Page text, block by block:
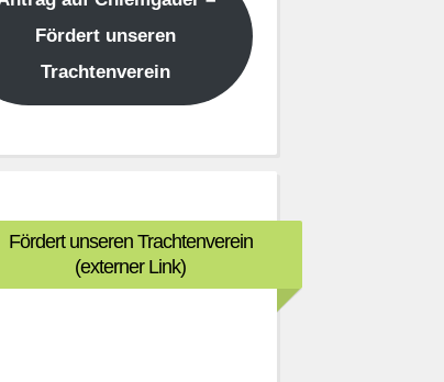
Fördert unseren
Trachtenverein
Fördert unseren Trachtenverein
(externer Link)